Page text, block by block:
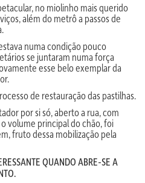
no miolinho mais querido
além do metrô a passos de
numa condição pouco
se juntaram numa força
esse belo exemplar da
de restauração das pastilhas.
por si só, aberto a rua, com
volume principal do chão, foi
fruto dessa mobilização pela
QUANDO ABRE-SE A